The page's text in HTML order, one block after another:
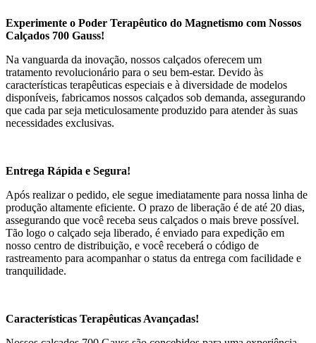
Experimente o Poder Terapêutico do Magnetismo com Nossos
Calçados 700 Gauss!
Na vanguarda da inovação, nossos calçados oferecem um
tratamento revolucionário para o seu bem-estar. Devido às
características terapêuticas especiais e à diversidade de modelos
disponíveis, fabricamos nossos calçados sob demanda, assegurando
que cada par seja meticulosamente produzido para atender às suas
necessidades exclusivas.
Entrega Rápida e Segura!
Após realizar o pedido, ele segue imediatamente para nossa linha de
produção altamente eficiente. O prazo de liberação é de até 20 dias,
assegurando que você receba seus calçados o mais breve possível.
Tão logo o calçado seja liberado, é enviado para expedição em
nosso centro de distribuição, e você receberá o código de
rastreamento para acompanhar o status da entrega com facilidade e
tranquilidade.
Características Terapêuticas Avançadas!